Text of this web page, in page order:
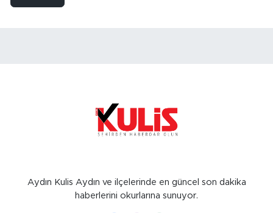
Aydın Kulis Aydın ve ilçelerinde en güncel son dakika
haberlerini okurlarına sunuyor.